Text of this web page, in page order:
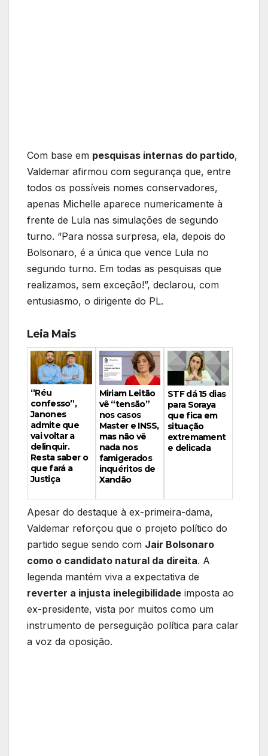
Com base em pesquisas internas do partido,
Valdemar afirmou com segurança que, entre
todos os possíveis nomes conservadores,
apenas Michelle aparece numericamente à
frente de Lula nas simulações de segundo
turno. “Para nossa surpresa, ela, depois do
Bolsonaro, é a única que vence Lula no
segundo turno. Em todas as pesquisas que
realizamos, sem exceção!”, declarou, com
entusiasmo, o dirigente do PL.
Leia Mais
“Réu
confesso”,
Janones
admite que
vai voltar a
delinquir.
Resta saber o
que fará a
Justiça
Miriam Leitão
vê “tensão”
nos casos
Master e INSS,
mas não vê
nada nos
famigerados
inquéritos de
Xandão
STF dá 15 dias
para Soraya
que fica em
situação
extremament
e delicada
Apesar do destaque à ex-primeira-dama,
Valdemar reforçou que o projeto político do
partido segue sendo com Jair Bolsonaro
como o candidato natural da direita. A
legenda mantém viva a expectativa de
reverter a injusta inelegibilidade imposta ao
ex-presidente, vista por muitos como um
instrumento de perseguição política para calar
a voz da oposição.